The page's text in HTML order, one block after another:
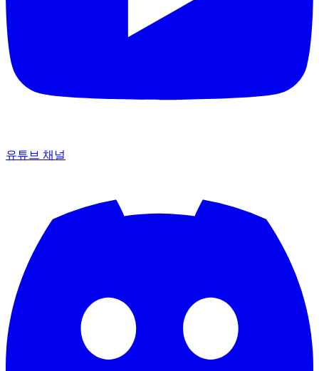
유튜브 채널